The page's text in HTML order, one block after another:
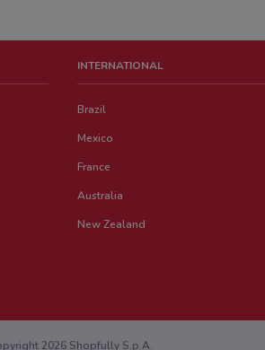
INTERNATIONAL
Brazil
Mexico
France
Australia
New Zealand
2026 Shopfully S.p.A.